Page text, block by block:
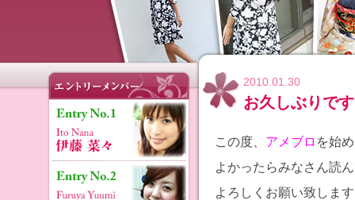
2010.01.30
お久しぶりで
この度、 アメブロ を始
よかったらみなさん読
よろしくお願い致しま